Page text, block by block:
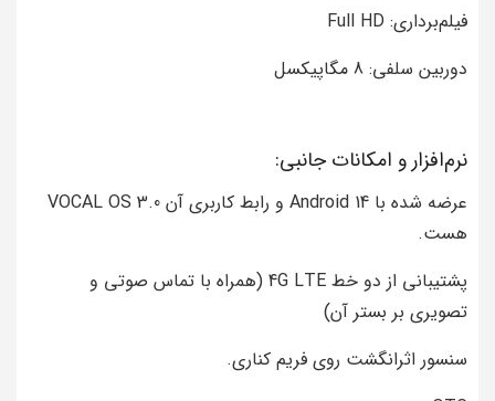
فیلم‌برداری: Full HD
دوربین سلفی: 8 مگاپیکسل
نرم‌افزار و امکانات جانبی:
عرضه شده با Android 14 و رابط کاربری آن VOCAL OS 3.0
هست.
پشتیبانی از دو خط 4G LTE (همراه با تماس صوتی و
تصویری بر بستر آن)
سنسور اثرانگشت روی فریم کناری.